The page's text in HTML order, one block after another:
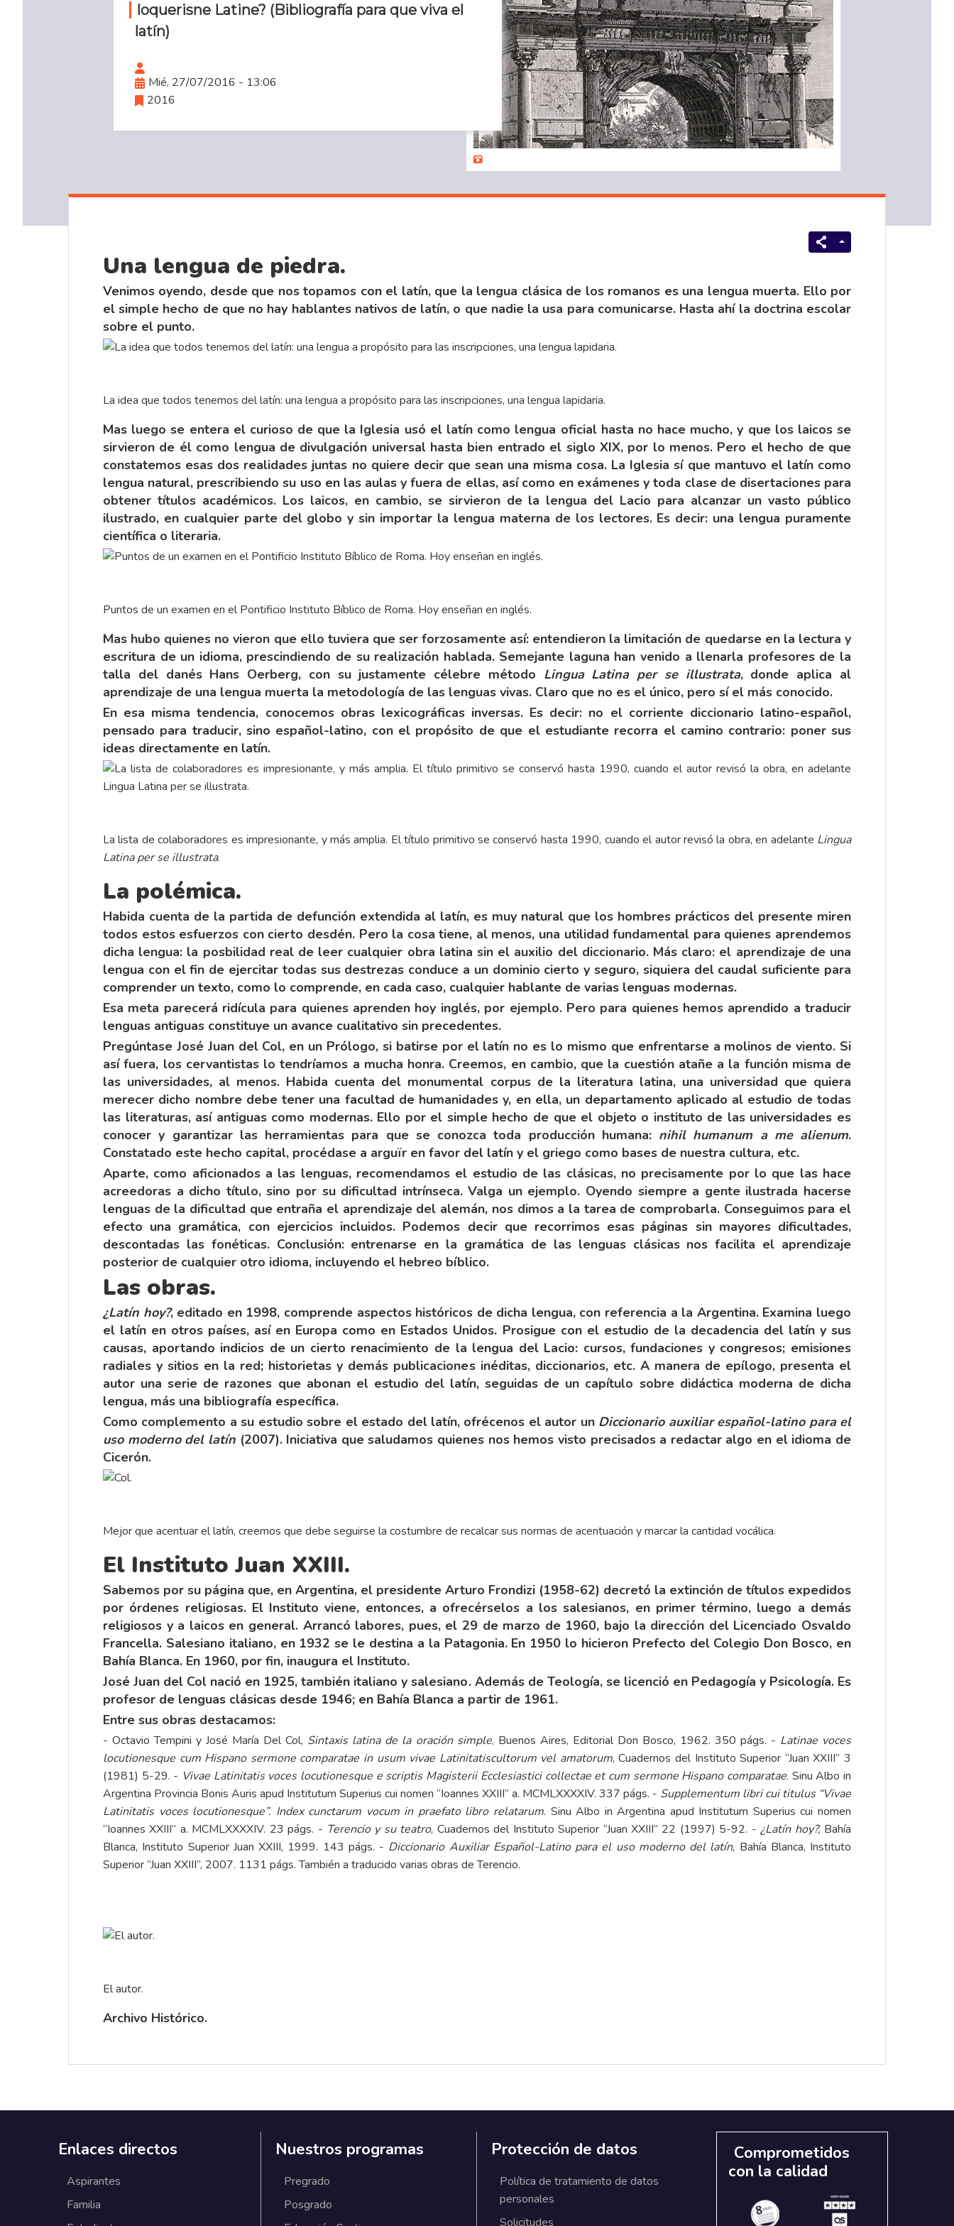
loquerisne Latine? (Bibliografía para que viva el
latín)
Mié, 27/07/2016 - 13:06
2016
Una lengua de piedra.
Venimos oyendo, desde que nos topamos con el latín, que la lengua clásica de los romanos es una lengua muerta. Ello por
el simple hecho de que no hay hablantes nativos de latín, o que nadie la usa para comunicarse. Hasta ahí la doctrina escolar
sobre el punto.
La idea que todos tenemos del latín: una lengua a propósito para las inscripciones, una lengua lapidaria.
Mas luego se entera el curioso de que la Iglesia usó el latín como lengua oficial hasta no hace mucho, y que los laicos se
sirvieron de él como lengua de divulgación universal hasta bien entrado el siglo XIX, por lo menos. Pero el hecho de que
constatemos esas dos realidades juntas no quiere decir que sean una misma cosa. La Iglesia sí que mantuvo el latín como
lengua natural, prescribiendo su uso en las aulas y fuera de ellas, así como en exámenes y toda clase de disertaciones para
obtener títulos académicos. Los laicos, en cambio, se sirvieron de la lengua del Lacio para alcanzar un vasto público
ilustrado, en cualquier parte del globo y sin importar la lengua materna de los lectores. Es decir: una lengua puramente
científica o literaria.
Puntos de un examen en el Pontificio Instituto Bíblico de Roma. Hoy enseñan en inglés.
Mas hubo quienes no vieron que ello tuviera que ser forzosamente así: entendieron la limitación de quedarse en la lectura y
escritura de un idioma, prescindiendo de su realización hablada. Semejante laguna han venido a llenarla profesores de la
talla del danés Hans Oerberg, con su justamente célebre método Lingua Latina per se illustrata, donde aplica al
aprendizaje de una lengua muerta la metodología de las lenguas vivas. Claro que no es el único, pero sí el más conocido.
En esa misma tendencia, conocemos obras lexicográficas inversas. Es decir: no el corriente diccionario latino-español,
pensado para traducir, sino español-latino, con el propósito de que el estudiante recorra el camino contrario: poner sus
ideas directamente en latín.
La lista de colaboradores es impresionante, y más amplia. El título primitivo se conservó hasta 1990, cuando el autor revisó la obra, en adelante Lingua
Latina per se illustrata.
La polémica.
Habida cuenta de la partida de defunción extendida al latín, es muy natural que los hombres prácticos del presente miren
todos estos esfuerzos con cierto desdén. Pero la cosa tiene, al menos, una utilidad fundamental para quienes aprendemos
dicha lengua: la posbilidad real de leer cualquier obra latina sin el auxilio del diccionario. Más claro: el aprendizaje de una
lengua con el fin de ejercitar todas sus destrezas conduce a un dominio cierto y seguro, siquiera del caudal suficiente para
comprender un texto, como lo comprende, en cada caso, cualquier hablante de varias lenguas modernas.
Esa meta parecerá ridícula para quienes aprenden hoy inglés, por ejemplo. Pero para quienes hemos aprendido a traducir
lenguas antiguas constituye un avance cualitativo sin precedentes.
Pregúntase José Juan del Col, en un Prólogo, si batirse por el latín no es lo mismo que enfrentarse a molinos de viento. Si
así fuera, los cervantistas lo tendríamos a mucha honra. Creemos, en cambio, que la cuestión atañe a la función misma de
las universidades, al menos. Habida cuenta del monumental corpus de la literatura latina, una universidad que quiera
merecer dicho nombre debe tener una facultad de humanidades y, en ella, un departamento aplicado al estudio de todas
las literaturas, así antiguas como modernas. Ello por el simple hecho de que el objeto o instituto de las universidades es
conocer y garantizar las herramientas para que se conozca toda producción humana: nihil humanum a me alienum.
Constatado este hecho capital, procédase a arguïr en favor del latín y el griego como bases de nuestra cultura, etc.
Aparte, como aficionados a las lenguas, recomendamos el estudio de las clásicas, no precisamente por lo que las hace
acreedoras a dicho título, sino por su dificultad intrínseca. Valga un ejemplo. Oyendo siempre a gente ilustrada hacerse
lenguas de la dificultad que entraña el aprendizaje del alemán, nos dimos a la tarea de comprobarla. Conseguimos para el
efecto una gramática, con ejercicios incluidos. Podemos decir que recorrimos esas páginas sin mayores dificultades,
descontadas las fonéticas. Conclusión: entrenarse en la gramática de las lenguas clásicas nos facilita el aprendizaje
posterior de cualquier otro idioma, incluyendo el hebreo bíblico.
Las obras.
¿Latín hoy?, editado en 1998, comprende aspectos históricos de dicha lengua, con referencia a la Argentina. Examina luego
el latín en otros países, así en Europa como en Estados Unidos. Prosigue con el estudio de la decadencia del latín y sus
causas, aportando indicios de un cierto renacimiento de la lengua del Lacio: cursos, fundaciones y congresos; emisiones
radiales y sitios en la red; historietas y demás publicaciones inéditas, diccionarios, etc. A manera de epílogo, presenta el
autor una serie de razones que abonan el estudio del latín, seguidas de un capítulo sobre didáctica moderna de dicha
lengua, más una bibliografía específica.
Como complemento a su estudio sobre el estado del latín, ofrécenos el autor un Diccionario auxiliar español-latino para el
uso moderno del latín(2007). Iniciativa que saludamos quienes nos hemos visto precisados a redactar algo en el idioma de
Cicerón.
Mejor que acentuar el latín, creemos que debe seguirse la costumbre de recalcar sus normas de acentuación y marcar la cantidad vocálica.
El Instituto Juan XXIII.
Sabemos por su página que, en Argentina, el presidente Arturo Frondizi (1958-62) decretó la extinción de títulos expedidos
por órdenes religiosas. El Instituto viene, entonces, a ofrecérselos a los salesianos, en primer término, luego a demás
religiosos y a laicos en general. Arrancó labores, pues, el 29 de marzo de 1960, bajo la dirección del Licenciado Osvaldo
Francella. Salesiano italiano, en 1932 se le destina a la Patagonia. En 1950 lo hicieron Prefecto del Colegio Don Bosco, en
Bahía Blanca. En 1960, por fin, inaugura el Instituto.
José Juan del Col nació en 1925, también italiano y salesiano. Además de Teología, se licenció en Pedagogía y Psicología. Es
profesor de lenguas clásicas desde 1946; en Bahía Blanca a partir de 1961.
Entre sus obras destacamos:
- Octavio Tempini y José María Del Col, Sintaxis latina de la oración simple, Buenos Aires, Editorial Don Bosco, 1962. 350 págs. - Latinae voces
locutionesque cum Hispano sermone comparatae in usum vivae Latinitatiscultorum vel amatorum, Cuadernos del Instituto Superior “Juan XXIII” 3
(1981) 5-29. - Vivae Latinitatis voces locutionesque e scriptis Magisterii Ecclesiastici collectae et cum sermone Hispano comparatae. Sinu Albo in
Argentina Provincia Bonis Auris apud Institutum Superius cui nomen “Ioannes XXIII” a. MCMLXXXXIV. 337 págs. - Supplementum libri cui titulus “Vivae
Latinitatis voces locutionesque”. Index cunctarum vocum in praefato libro relatarum. Sinu Albo in Argentina apud Institutum Superius cui nomen
“Ioannes XXIII” a. MCMLXXXXIV. 23 págs. - Terencio y su teatro, Cuadernos del Instituto Superior “Juan XXIII” 22 (1997) 5-92. -¿Latín hoy?, Bahía
Blanca, Instituto Superior Juan XXIII, 1999. 143 págs. - Diccionario Auxiliar Español-Latino para el uso moderno del latín, Bahía Blanca, Instituto
Superior “Juan XXIII”, 2007. 1131 págs. También a traducido varias obras de Terencio.
El autor.
Archivo Histórico.
Enlaces directos
Aspirantes
Familia
Nuestros programas
Pregrado
Posgrado
Protección de datos
Política de tratamiento de datos
personales
Solicitudes
Comprometidos
con la calidad